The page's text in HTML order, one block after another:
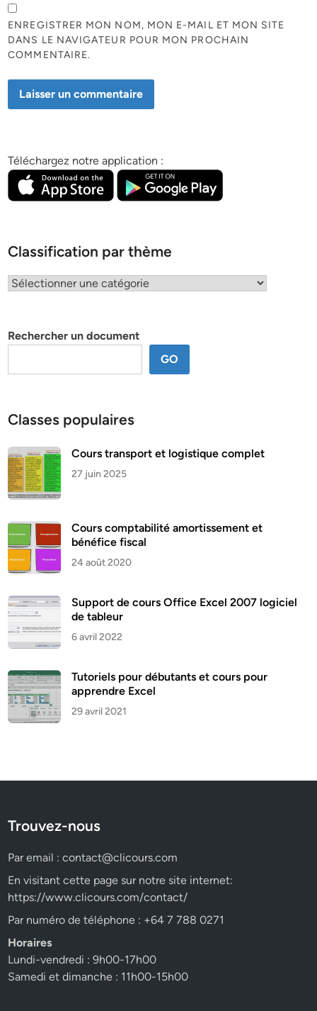
ENREGISTRER MON NOM, MON E-MAIL ET MON SITE
DANS LE NAVIGATEUR POUR MON PROCHAIN
COMMENTAIRE.
Téléchargez notre application :
Classification par thème
Classification
Rechercher un document
GO
Classes populaires
Cours transport et logistique complet
27 juin 2025
Cours comptabilité amortissement et
bénéfice fiscal
24 août 2020
Support de cours Office Excel 2007 logiciel
de tableur
6 avril 2022
Tutoriels pour débutants et cours pour
apprendre Excel
29 avril 2021
Trouvez-nous
Par email :contact@clicours.com
En visitant cette page sur notre site internet:
https://www.clicours.com/contact/
Par numéro de téléphone : +64 7 788 0271
Horaires
Lundi-vendredi : 9h00-17h00
Samedi et dimanche : 11h00-15h00